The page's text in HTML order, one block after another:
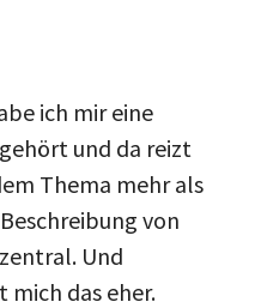
ich mir eine
und da reizt
Thema mehr als
von
Und
mich das eher.